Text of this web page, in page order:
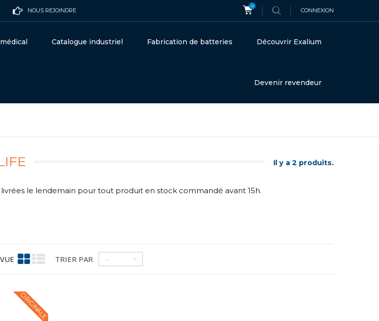
NOUS REJOINDRE
0
CONNEXION
Catalogue industriel Fabrication de batteries Découvrir Exalium
Devenir revendeur
Il y a 2 produits.
livrées le lendemain pour tout produit en stock commandé avant 15h.
VUE TRIER PAR --
ORIGINALE